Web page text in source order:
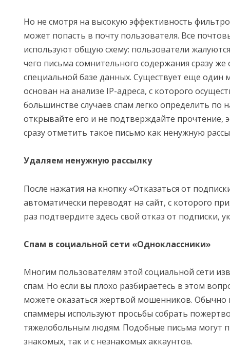
Но не смотря на высокую эффективность
может попасть в почту пользователя. Все
используют общую схему: пользователи
чего письма сомнительного содержания сразу
специальной базе данных. Существует еще один
основан на анализе IP-адреса, с которого
большинстве случаев спам легко определить по
открывайте его и не подтверждайте прочтение,
сразу отметить такое письмо как ненужную
Удаляем ненужную рассылку
После нажатия на кнопку «Отказаться от
автоматически переводят на сайт, с которого
раз подтвердите здесь свой отказ от подписки,
Спам в социальной сети «Одноклассники»
Многим пользователям этой социальной сети
спам. Но если вы плохо разбираетесь в этом
можете оказаться жертвой мошенников. Обычно
спаммеры используют просьбы собрать
тяжелобольным людям. Подобные письма могут
знакомых, так и с незнакомых аккаунтов.